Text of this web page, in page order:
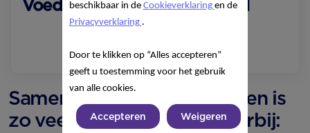
Voedings­schema's per maand
Samen zingen of gaan slapen is
zo veel fijner met muziek erbij:
beschikbaar in de Cookieverklaring en de
Privacyverklaring .
Door te klikken op “Alles accepteren”
geeft u toestemming voor het gebruik
van alle cookies.
Accepteren Weigeren